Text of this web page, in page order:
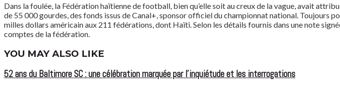
Dans la foulée, la Fédération haïtienne de football, bien qu’elle soit au creux de la vague, avait
de 55 000 gourdes, des fonds issus de Canal+, sponsor officiel du championnat national. Toujours
milles dollars américain aux 211 fédérations, dont Haïti. Selon les détails fournis dans une note
comptes de la fédération.
YOU MAY ALSO LIKE
52 ans du Baltimore SC : une célébration marquée par l’inquiétude et les interrogations